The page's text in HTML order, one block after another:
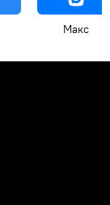
Макс